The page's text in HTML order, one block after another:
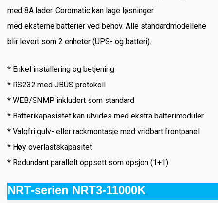
med 8A lader. Coromatic kan lage løsninger
med eksterne batterier ved behov. Alle standardmodellene
blir levert som 2 enheter (UPS- og batteri).
* Enkel installering og betjening
* RS232 med JBUS protokoll
* WEB/SNMP inkludert som standard
* Batterikapasistet kan utvides med ekstra batterimoduler
* Valgfri gulv- eller rackmontasje med vridbart frontpanel
* Høy overlastskapasitet
* Redundant parallelt oppsett som opsjon (1+1)
NRT-serien NRT3-11000K